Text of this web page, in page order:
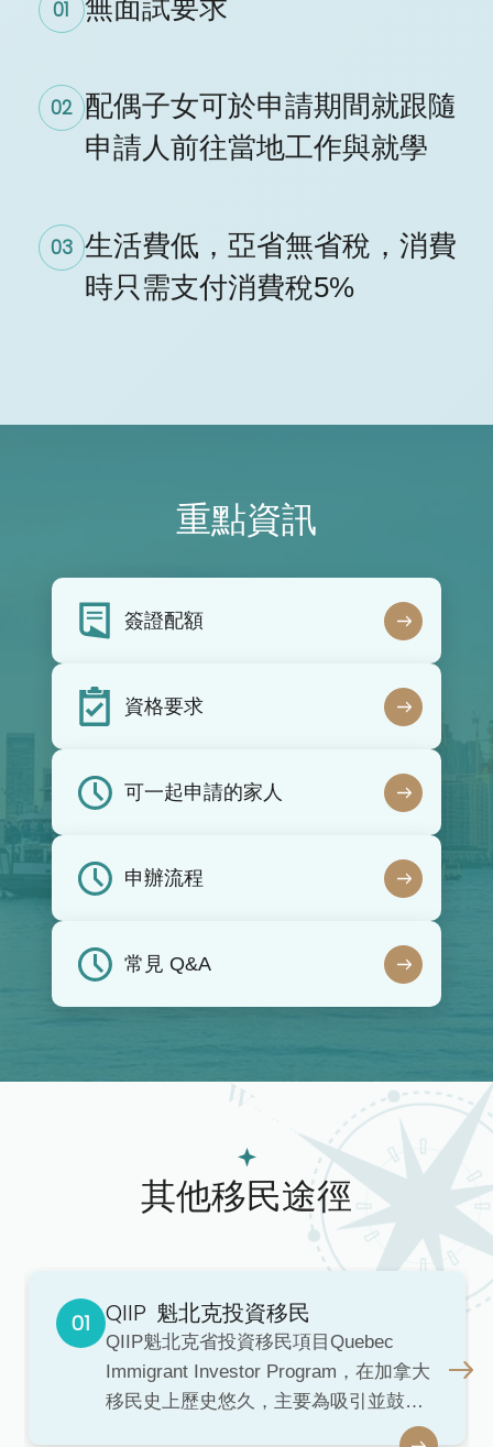
01 無面試要求
02 配偶子女可於申請期間就跟隨
申請人前往當地工作與就學
03 生活費低，亞省無省稅，消費
時只需支付消費稅5%
重點資訊
簽證配額
資格要求
可一起申請的家人
申辦流程
常見 Q&A
其他移民途徑
QIIP 魁北克投資移民
QIIP魁北克省投資移民項目Quebec
Immigrant Investor Program，在加拿大
移民史上歷史悠久，主要為吸引並鼓勵
海外投資者通過投資方式獲得加拿大永